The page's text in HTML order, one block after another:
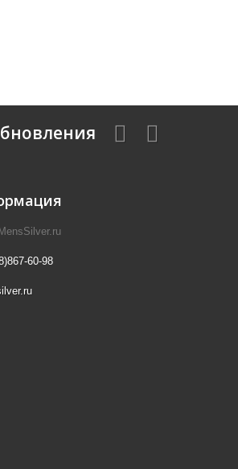
60-98